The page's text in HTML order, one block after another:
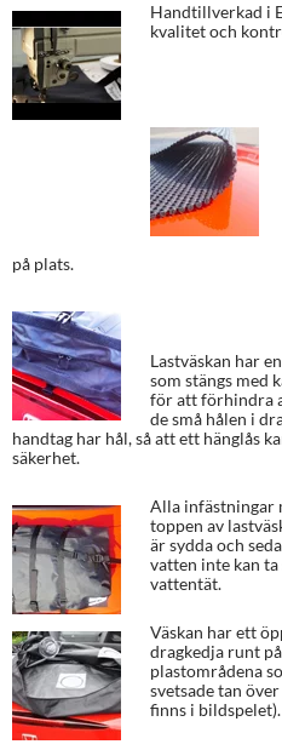
Handtillverkad i
kvalitet och
på plats.
Lastväskan har
som stängs med
för att förhindra
de små hålen i
handtag har hål, så att ett hänglås
säkerhet.
Alla infästningar
toppen av
är sydda och
vatten inte kan
vattentät.
Väskan har ett
dragkedja runt
plastområdena
svetsade tan
finns i bildspelet).